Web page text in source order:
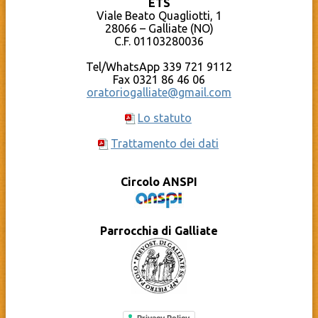
YouTube – Oratorio Beato Quagliotti
ETS
Viale Beato Quagliotti, 1
28066 – Galliate (NO)
C.F. 01103280036
Tel/WhatsApp 339 721 9112
Fax 0321 86 46 06
oratoriogalliate@gmail.com
Lo statuto
Trattamento dei dati
Circolo ANSPI
Parrocchia di Galliate